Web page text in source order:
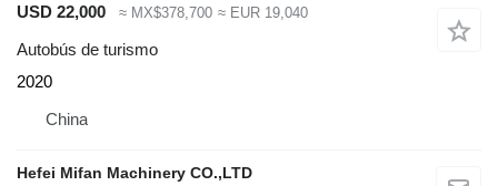
USD 22,000
≈ MX$378,700 ≈ EUR 19,040
Autobús de turismo
2020
China
Hefei Mifan Machinery CO.,LTD